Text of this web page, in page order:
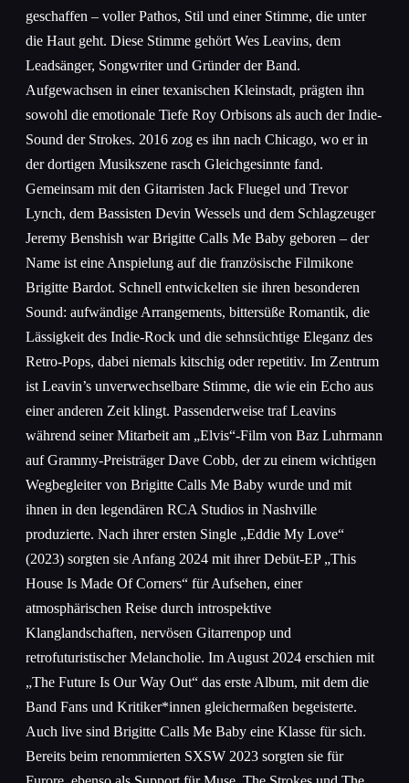
geschaffen – voller Pathos, Stil und einer Stimme, die unter
die Haut geht. Diese Stimme gehört Wes Leavins, dem
Leadsänger, Songwriter und Gründer der Band.
Aufgewachsen in einer texanischen Kleinstadt, prägten ihn
sowohl die emotionale Tiefe Roy Orbisons als auch der Indie-
Sound der Strokes. 2016 zog es ihn nach Chicago, wo er in
der dortigen Musikszene rasch Gleichgesinnte fand.
Gemeinsam mit den Gitarristen Jack Fluegel und Trevor
Lynch, dem Bassisten Devin Wessels und dem Schlagzeuger
Jeremy Benshish war Brigitte Calls Me Baby geboren – der
Name ist eine Anspielung auf die französische Filmikone
Brigitte Bardot. Schnell entwickelten sie ihren besonderen
Sound: aufwändige Arrangements, bittersüße Romantik, die
Lässigkeit des Indie-Rock und die sehnsüchtige Eleganz des
Retro-Pops, dabei niemals kitschig oder repetitiv. Im Zentrum
ist Leavin’s unverwechselbare Stimme, die wie ein Echo aus
einer anderen Zeit klingt. Passenderweise traf Leavins
während seiner Mitarbeit am „Elvis“-Film von Baz Luhrmann
auf Grammy-Preisträger Dave Cobb, der zu einem wichtigen
Wegbegleiter von Brigitte Calls Me Baby wurde und mit
ihnen in den legendären RCA Studios in Nashville
produzierte. Nach ihrer ersten Single „Eddie My Love“
(2023) sorgten sie Anfang 2024 mit ihrer Debüt-EP „This
House Is Made Of Corners“ für Aufsehen, einer
atmosphärischen Reise durch introspektive
Klanglandschaften, nervösen Gitarrenpop und
retrofuturistischer Melancholie. Im August 2024 erschien mit
„The Future Is Our Way Out“ das erste Album, mit dem die
Band Fans und Kritiker*innen gleichermaßen begeisterte.
Auch live sind Brigitte Calls Me Baby eine Klasse für sich.
Bereits beim renommierten SXSW 2023 sorgten sie für